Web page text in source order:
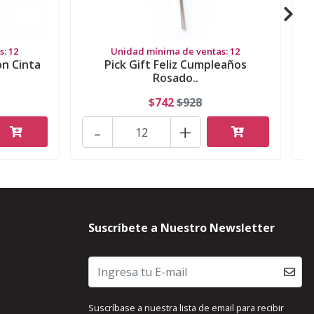
12
Cinta
Unidad mínima de ventas: 12
Pick Gift Feliz Cumpleaños
Rosado..
$742$928
+
-
Suscríbete a Nuestro Newsletter
Suscríbase a nuestra lista de email para recibir